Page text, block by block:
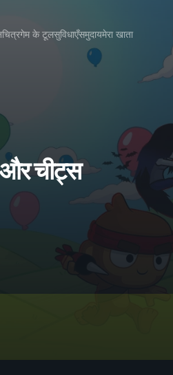
गेम के टूलसुविधाएँसमुदायमेरा खाता
चीट्स